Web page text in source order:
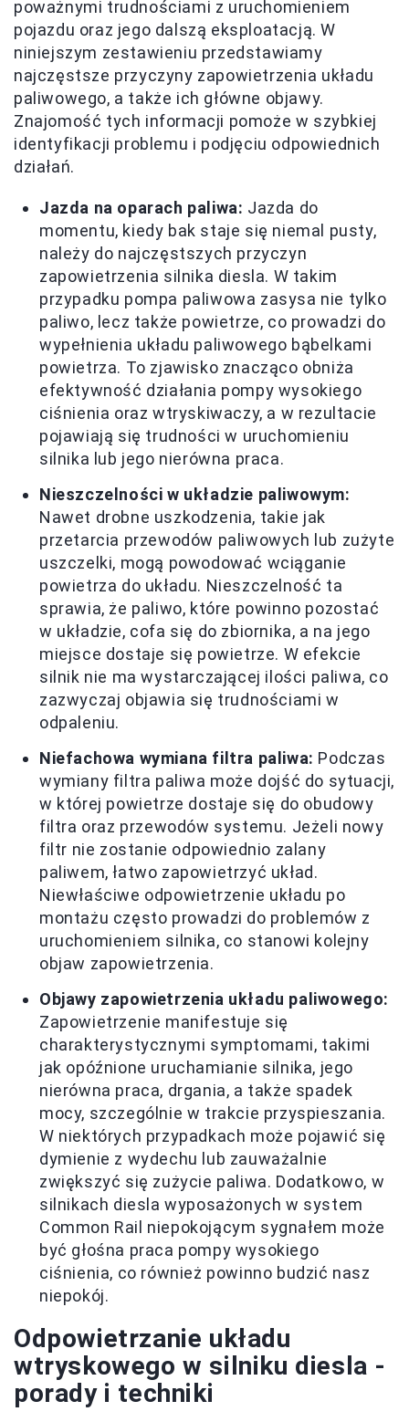
poważnymi trudnościami z uruchomieniem
pojazdu oraz jego dalszą eksploatacją. W
niniejszym zestawieniu przedstawiamy
najczęstsze przyczyny zapowietrzenia układu
paliwowego, a także ich główne objawy.
Znajomość tych informacji pomoże w szybkiej
identyfikacji problemu i podjęciu odpowiednich
działań.
Jazda na oparach paliwa: Jazda do
momentu, kiedy bak staje się niemal pusty,
należy do najczęstszych przyczyn
zapowietrzenia silnika diesla. W takim
przypadku pompa paliwowa zasysa nie tylko
paliwo, lecz także powietrze, co prowadzi do
wypełnienia układu paliwowego bąbelkami
powietrza. To zjawisko znacząco obniża
efektywność działania pompy wysokiego
ciśnienia oraz wtryskiwaczy, a w rezultacie
pojawiają się trudności w uruchomieniu
silnika lub jego nierówna praca.
Nieszczelności w układzie paliwowym:
Nawet drobne uszkodzenia, takie jak
przetarcia przewodów paliwowych lub zużyte
uszczelki, mogą powodować wciąganie
powietrza do układu. Nieszczelność ta
sprawia, że paliwo, które powinno pozostać
w układzie, cofa się do zbiornika, a na jego
miejsce dostaje się powietrze. W efekcie
silnik nie ma wystarczającej ilości paliwa, co
zazwyczaj objawia się trudnościami w
odpaleniu.
Niefachowa wymiana filtra paliwa: Podczas
wymiany filtra paliwa może dojść do sytuacji,
w której powietrze dostaje się do obudowy
filtra oraz przewodów systemu. Jeżeli nowy
filtr nie zostanie odpowiednio zalany
paliwem, łatwo zapowietrzyć układ.
Niewłaściwe odpowietrzenie układu po
montażu często prowadzi do problemów z
uruchomieniem silnika, co stanowi kolejny
objaw zapowietrzenia.
Objawy zapowietrzenia układu paliwowego:
Zapowietrzenie manifestuje się
charakterystycznymi symptomami, takimi
jak opóźnione uruchamianie silnika, jego
nierówna praca, drgania, a także spadek
mocy, szczególnie w trakcie przyspieszania.
W niektórych przypadkach może pojawić się
dymienie z wydechu lub zauważalnie
zwiększyć się zużycie paliwa. Dodatkowo, w
silnikach diesla wyposażonych w system
Common Rail niepokojącym sygnałem może
być głośna praca pompy wysokiego
ciśnienia, co również powinno budzić nasz
niepokój.
Odpowietrzanie układu
wtryskowego w silniku diesla -
porady i techniki